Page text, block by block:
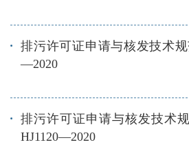
排污许可证申请与核发技术规
—2020
排污许可证申请与核发技术
HJ1120—2020